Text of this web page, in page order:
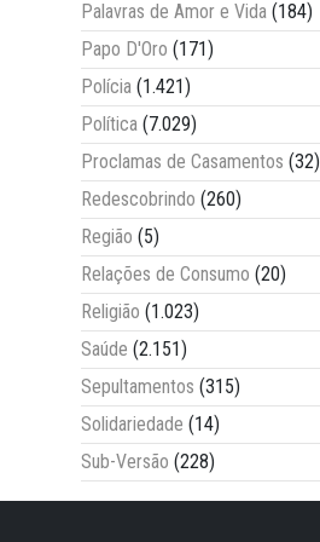
Palavras de Amor e Vida (184)
Papo D'Oro (171)
Polícia (1.421)
Política (7.029)
Proclamas de Casamentos (32)
Redescobrindo (260)
Região (5)
Relações de Consumo (20)
Religião (1.023)
Saúde (2.151)
Sepultamentos (315)
Solidariedade (14)
Sub-Versão (228)